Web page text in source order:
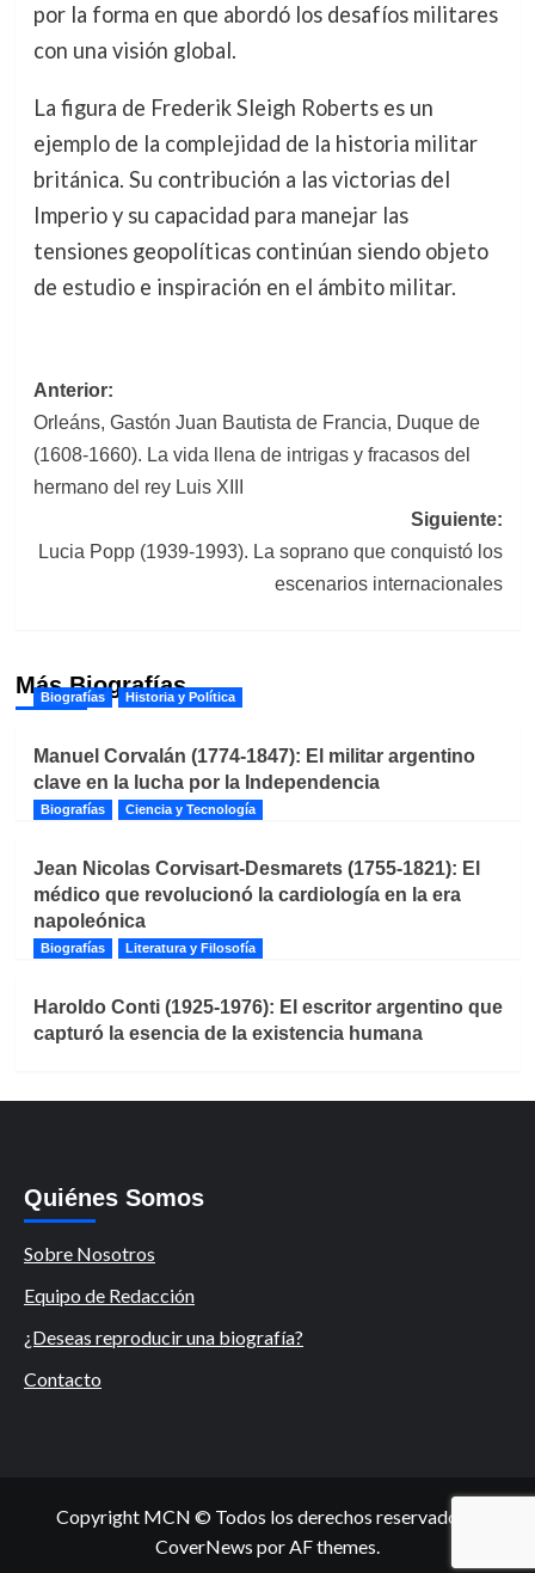
por la forma en que abordó los desafíos militares
con una visión global.
La figura de Frederik Sleigh Roberts es un
ejemplo de la complejidad de la historia militar
británica. Su contribución a las victorias del
Imperio y su capacidad para manejar las
tensiones geopolíticas continúan siendo objeto
de estudio e inspiración en el ámbito militar.
Navegación
de
entradas
Anterior:
Orleáns, Gastón Juan Bautista de Francia, Duque de
(1608-1660). La vida llena de intrigas y fracasos del
hermano del rey Luis XIII
Siguiente:
Lucia Popp (1939-1993). La soprano que conquistó los
escenarios internacionales
Más Biografías
Biografías Historia y Política
Manuel Corvalán (1774-1847): El militar argentino
clave en la lucha por la Independencia
Biografías Ciencia y Tecnología
Jean Nicolas Corvisart-Desmarets (1755-1821): El
médico que revolucionó la cardiología en la era
napoleónica
Biografías Literatura y Filosofía
Haroldo Conti (1925-1976): El escritor argentino que
capturó la esencia de la existencia humana
Quiénes Somos
Sobre Nosotros
Equipo de Redacción
¿Deseas reproducir una biografía?
Contacto
Copyright MCN © Todos los derechos reservados.
CoverNews por AF themes.